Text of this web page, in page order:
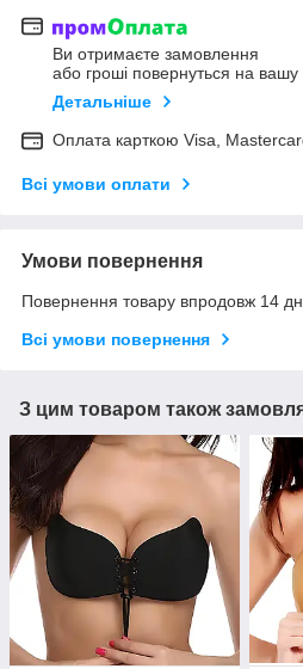
Ви отримаєте замовлення
або гроші повернуться на вашу
Детальніше
Оплата карткою Visa,
Всі умови оплати
Умови повернення
Повернення товару впродовж 14
Всі умови повернення
З цим товаром також